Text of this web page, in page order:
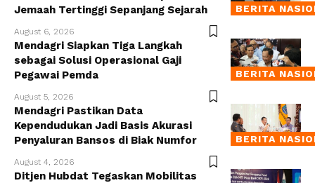
BERITA
Jemaah Tertinggi Sepanjang Sejarah
August 6, 2026
BERITA
Mendagri Siapkan Tiga Langkah
sebagai Solusi Operasional Gaji
Pegawai Pemda
August 5, 2026
BERITA
Mendagri Pastikan Data
Kependudukan Jadi Basis Akurasi
Penyaluran Bansos di Biak Numfor
August 4, 2026
Ditjen Hubdat Tegaskan Mobilitas